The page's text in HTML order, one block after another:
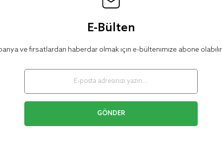
E-Bülten
ve fırsatlardan haberdar olmak için e-bültenimize abone
GÖNDER